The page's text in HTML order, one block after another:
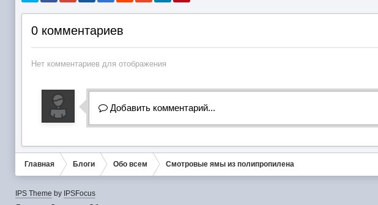
0 комментариев
Нет комментариев для отображения
Добавить комментарий...
Главная Блоги Обо всем Смотровые ямы из полипропилена
IPS Theme by IPSFocus